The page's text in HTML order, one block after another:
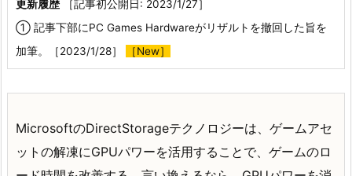
更新履歴 ［記事初公開日: 2023/1/27］
① 記事下部にPC Games Hardwareがリザルトを撤回した旨を
加筆。［2023/1/28］
［New］
MicrosoftのDirectStorageテクノロジーは、ゲームアセ
ットの解凍にGPUパワーを活用することで、ゲームのロ